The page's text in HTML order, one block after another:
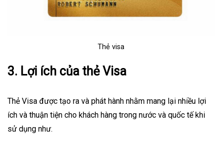
Thẻ visa
3. Lợi ích của thẻ Visa
Thẻ Visa được tạo ra và phát hành nhằm mang lại nhiều lợi
ích và thuận tiện cho khách hàng trong nước và quốc tế khi
sử dụng như.